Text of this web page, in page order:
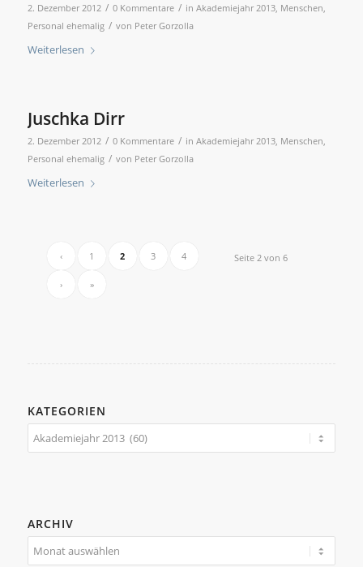
2. Dezember 2012 / 0 Kommentare / in Akademiejahr 2013, Menschen,
Personal ehemalig / von Peter Gorzolla
Weiterlesen
Juschka Dirr
2. Dezember 2012 / 0 Kommentare / in Akademiejahr 2013, Menschen,
Personal ehemalig / von Peter Gorzolla
Weiterlesen
Seite 2 von 6
‹ 1 2 3 4
› »
KATEGORIEN
Kategorien
ARCHIV